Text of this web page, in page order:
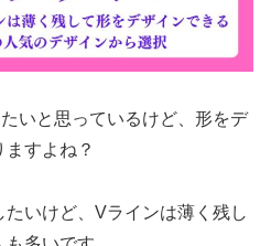
いと思っているけど、形をデ
すよね？
たいけど、Vラインは薄く残し